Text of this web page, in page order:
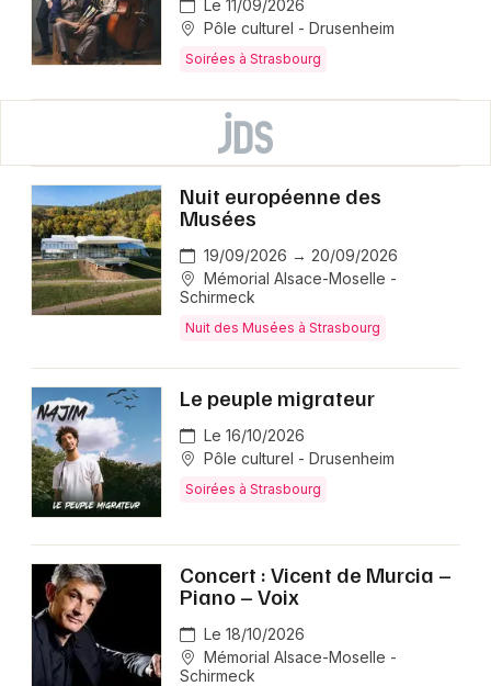
Le 11/09/2026
Pôle culturel - Drusenheim
Soirées à Strasbourg
Nuit européenne des
Musées
19/09/2026 → 20/09/2026
Mémorial Alsace-Moselle -
Schirmeck
Nuit des Musées à Strasbourg
Le peuple migrateur
Le 16/10/2026
Pôle culturel - Drusenheim
Soirées à Strasbourg
Concert : Vicent de Murcia –
Piano – Voix
Le 18/10/2026
Mémorial Alsace-Moselle -
Schirmeck